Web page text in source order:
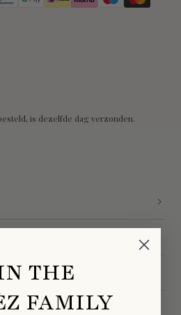
is dezelfde dag verzonden.
THE
FAMILY